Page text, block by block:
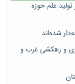
دنیا در تولید علم حوزه
آبیاری و زهکشی غرب و